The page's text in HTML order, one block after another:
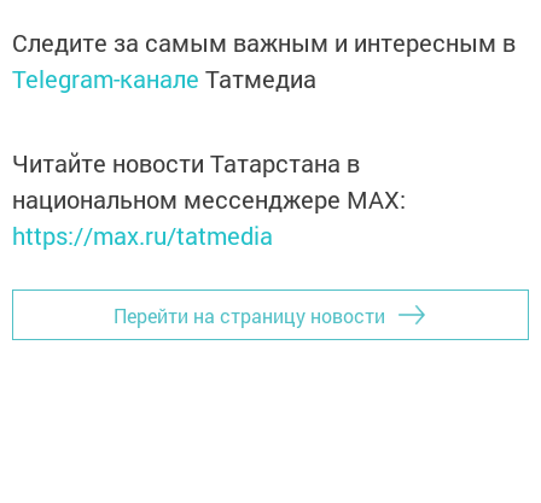
Следите за самым важным и интересным в
Telegram-канале Татмедиа
Читайте новости Татарстана в
национальном мессенджере MАХ:
https://max.ru/tatmedia
Перейти на страницу новости